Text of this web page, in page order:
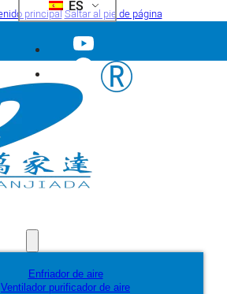
principalSaltar al pie de página
ES
Enfriador de aire
Ventilador purificador de aire